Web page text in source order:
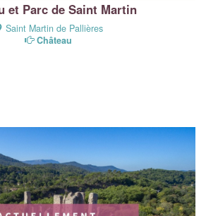
et Parc de Saint Martin
Saint Martin de Pallières
Château